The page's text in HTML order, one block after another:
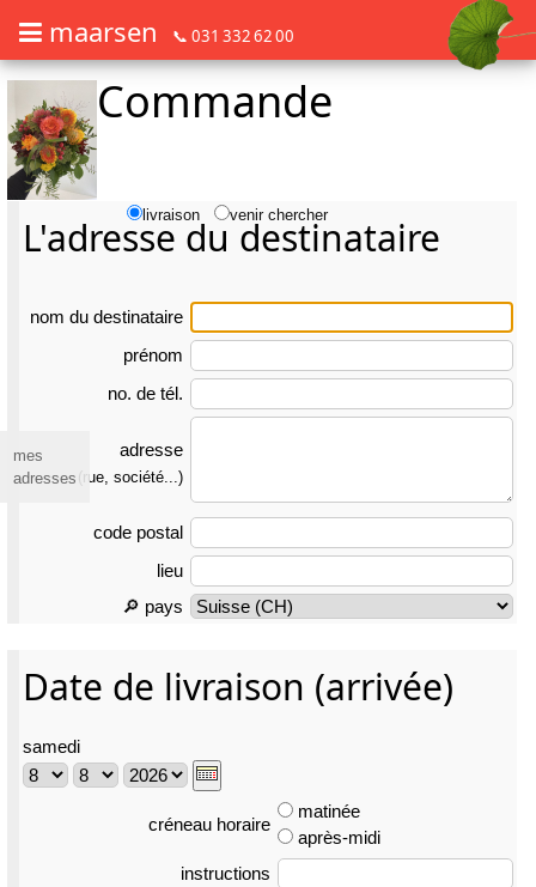
Commander des fleurs en mode accessible avec lecteur d'écran ou
maarsen 📞 031 332 62 00
Commander des fleurs en mode accessible avec lecteur d'écran
Commande
L'adresse du destinataire
nom du des­tina­taire
prénom
no. de tél.
adresse
(rue, société...)
code postal
lieu
🔎 pays
Date de livraison (arrivée)
samedi
créneau horaire
matinée
après-midi
instructions
livraison venir chercher
mes
adresses